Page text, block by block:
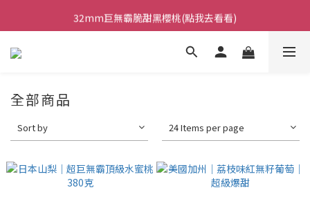
日本巨無霸水蜜桃鮮甜多汁!(點我去看看)
32mm巨無霸脆甜黑櫻桃(點我去看看)
台灣梨之最｜甘露梨 (點我去看看)
全部商品
Sort by 24 Items per page